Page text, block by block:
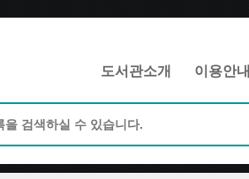
도서관소개 이용안내